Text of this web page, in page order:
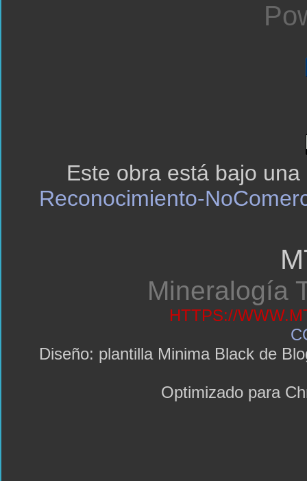
Este obra está bajo una
Reconocimiento-
Mineralogía
HTTPS://
Diseño: plantilla Minima Black de
Optimizado para